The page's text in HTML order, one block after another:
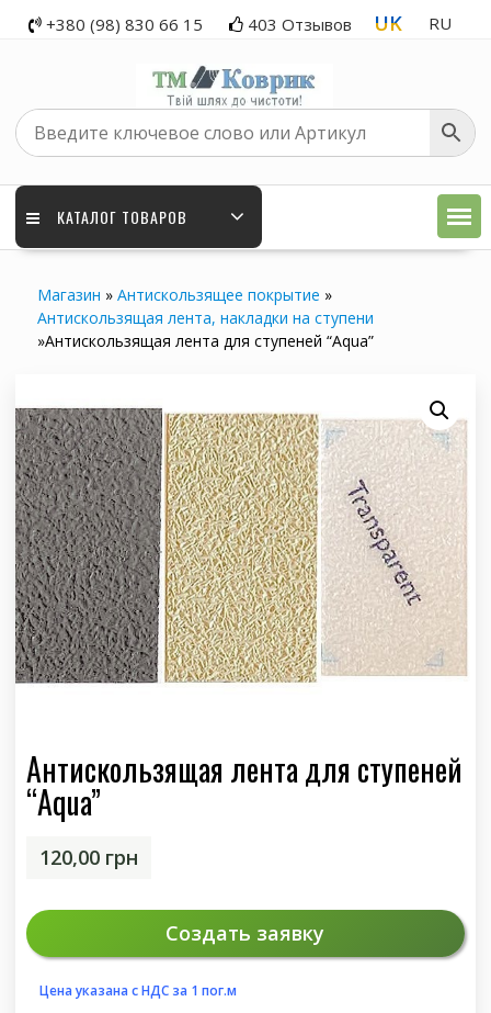
+380 (98) 830 66 15 403 Отзывов UK RU
КАТАЛОГ ТОВАРОВ
Магазин » Антискользящее покрытие »
Антискользящая лента, накладки на ступени
»Антискользящая лента для ступеней “Aqua”
Антискользящая лента для ступеней
“Aqua”
120,00 грн
Создать заявку
Цена указана с НДС за 1 пог.м